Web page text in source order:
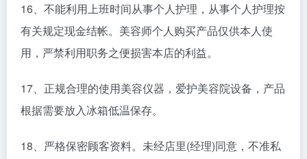
16、不能利用上班时间从事个人护理，从事个人护理按
有关规定现金结帐。美容师个人购买产品仅供本人使
用，严禁利用职务之便损害本店的利益。
17、正规合理的使用美容仪器，爱护美容院设备，产品
根据需要放入冰箱低温保存。
18、严格保密顾客资料。未经店里(经理)同意，不准私